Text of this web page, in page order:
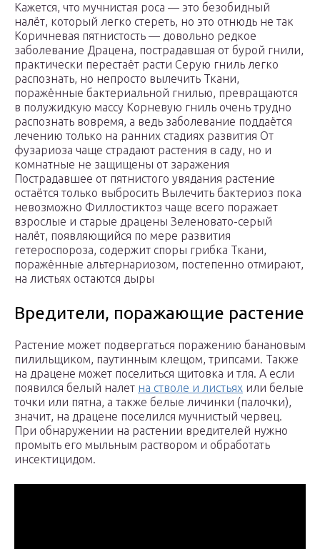
Кажется, что мучнистая роса — это безобидный
налёт, который легко стереть, но это отнюдь не так
Коричневая пятнистость — довольно редкое
заболевание Драцена, пострадавшая от бурой гнили,
практически перестаёт расти Серую гниль легко
распознать, но непросто вылечить Ткани,
поражённые бактериальной гнилью, превращаются
в полужидкую массу Корневую гниль очень трудно
распознать вовремя, а ведь заболевание поддаётся
лечению только на ранних стадиях развития От
фузариоза чаще страдают растения в саду, но и
комнатные не защищены от заражения
Пострадавшее от пятнистого увядания растение
остаётся только выбросить Вылечить бактериоз пока
невозможно Филлостиктоз чаще всего поражает
взрослые и старые драцены Зеленовато-серый
налёт, появляющийся по мере развития
гетероспороза, содержит споры грибка Ткани,
поражённые альтернариозом, постепенно отмирают,
на листьях остаются дыры
Вредители, поражающие растение
Растение может подвергаться поражению банановым
пилильщиком, паутинным клещом, трипсами. Также
на драцене может поселиться щитовка и тля. А если
появился белый налет на стволе и листьях или белые
точки или пятна, а также белые личинки (палочки),
значит, на драцене поселился мучнистый червец.
При обнаружении на растении вредителей нужно
промыть его мыльным раствором и обработать
инсектицидом.